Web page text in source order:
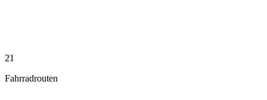
21
Fahrradrouten